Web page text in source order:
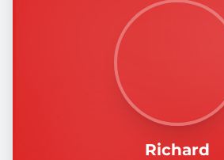
Richard